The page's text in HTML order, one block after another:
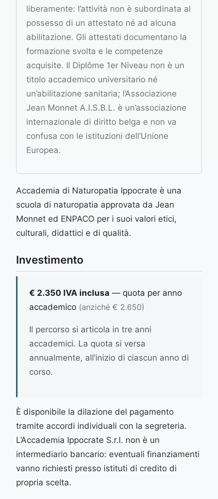
liberamente: l’attività non è subordinata al
possesso di un attestato né ad alcuna
abilitazione. Gli attestati documentano la
formazione svolta e le competenze
acquisite. Il Diplôme 1er Niveau non è un
titolo accademico universitario né
un’abilitazione sanitaria; l’Associazione
Jean Monnet A.I.S.B.L. è un’associazione
internazionale di diritto belga e non va
confusa con le istituzioni dell’Unione
Europea.
Accademia di Naturopatia Ippocrate è una
scuola di naturopatia approvata da Jean
Monnet ed ENPACO per i suoi valori etici,
culturali, didattici e di qualità.
Investimento
€ 2.350 IVA inclusa — quota per anno
accademico (anziché € 2.650)
Il percorso si articola in tre anni
accademici. La quota si versa
annualmente, all’inizio di ciascun anno di
corso.
È disponibile la dilazione del pagamento
tramite accordi individuali con la segreteria.
L’Accademia Ippocrate S.r.l. non è un
intermediario bancario: eventuali finanziamenti
vanno richiesti presso istituti di credito di
propria scelta.